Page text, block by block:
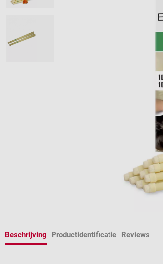
Beschrijving Productidentificatie Reviews